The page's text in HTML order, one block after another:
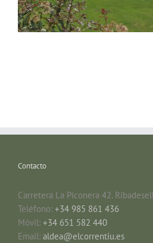
Contacto
Carretera La Piconera 42.
Teléfono: +34 985 861 436
Móvil: +34 651 582 440
Email: aldea@elcorrentiu.es